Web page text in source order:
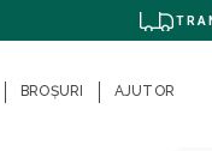
BROȘURI AJUTOR